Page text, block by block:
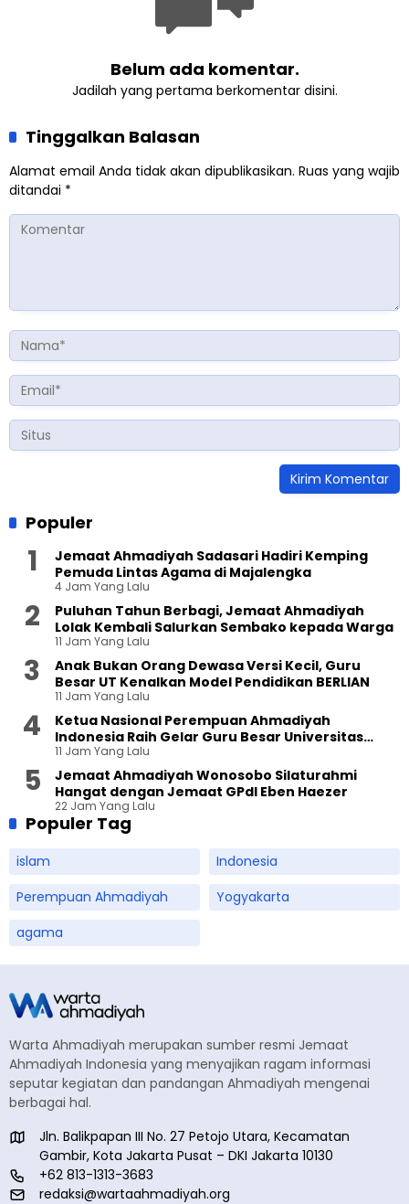
Belum ada komentar.
Jadilah yang pertama berkomentar disini.
Tinggalkan Balasan
Alamat email Anda tidak akan dipublikasikan. Ruas yang wajib
ditandai *
Populer
Jemaat Ahmadiyah Sadasari Hadiri Kemping
Pemuda Lintas Agama di Majalengka
4 Jam Yang Lalu
Puluhan Tahun Berbagi, Jemaat Ahmadiyah
Lolak Kembali Salurkan Sembako kepada Warga
11 Jam Yang Lalu
Anak Bukan Orang Dewasa Versi Kecil, Guru
Besar UT Kenalkan Model Pendidikan BERLIAN
11 Jam Yang Lalu
Ketua Nasional Perempuan Ahmadiyah
Indonesia Raih Gelar Guru Besar Universitas
Terbuka
11 Jam Yang Lalu
Jemaat Ahmadiyah Wonosobo Silaturahmi
Hangat dengan Jemaat GPdI Eben Haezer
22 Jam Yang Lalu
Populer Tag
islam
Indonesia
Perempuan Ahmadiyah
Yogyakarta
agama
Warta Ahmadiyah merupakan sumber resmi Jemaat
Ahmadiyah Indonesia yang menyajikan ragam informasi
seputar kegiatan dan pandangan Ahmadiyah mengenai
berbagai hal.
Jln. Balikpapan III No. 27 Petojo Utara, Kecamatan
Gambir, Kota Jakarta Pusat – DKI Jakarta 10130
+62 813-1313-3683
redaksi@wartaahmadiyah.org